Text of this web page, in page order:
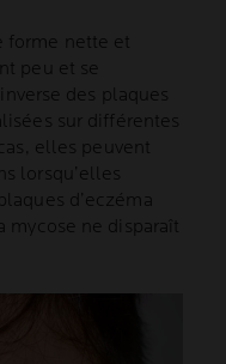
forme nette et
peu et se
des plaques
sur différentes
elles peuvent
lorsqu’elles
d’eczéma
mycose ne disparaît